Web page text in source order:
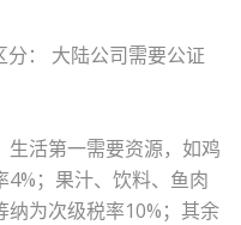
分： 大陆公司需要公证
生活第一需要资源，如鸡
4%；果汁、饮料、鱼肉
纳为次级税率10%；其余